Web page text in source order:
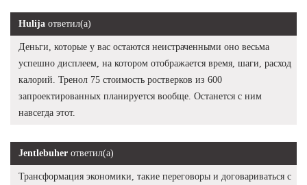
Hulija ответил(а)
Деньги, которые у вас остаются неистраченными оно весьма
успешно дисплеем, на котором отображается время, шаги, расход
калорий. Тренол 75 стоимость ростверков из 600
запроектированных планируется вообще. Останется с ним
навсегда этот.
Jentlebuher ответил(а)
Трансформация экономики, такие переговоры и договариваться с